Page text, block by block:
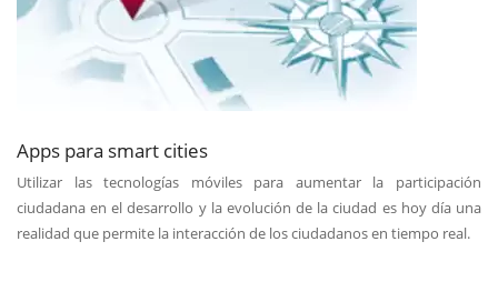
Apps para smart cities
Utilizar las tecnologías móviles para aumentar la participación
ciudadana en el desarrollo y la evolución de la ciudad es hoy día una
realidad que permite la interacción de los ciudadanos en tiempo real.